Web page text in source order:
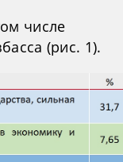
числе
(рис. 1).